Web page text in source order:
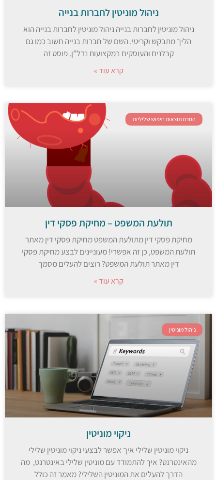
ניהול מוניטין לחברות בנייה
ניהול מוניטין לחברות בנייה ניהול מוניטין לחברות בנייה הוא
הליך מתבקש וקריטי. השם של חברות בנייה חשוב כמו גם
קבלנים והעוסקים במקצועות נדל"ן. פוסט זה
קרא עוד »
הסרת תוצאות חיפוש שליליות
תולעת המשפט – מחיקת פסקי דין
מחיקת פסקי דין מתולעת המשפט מחיקת פסקי דין מאתר
תולעת המשפט, כן זה אפשרי! מעוניינים לבצע מחיקת פסקי
דין מאתר תולעת המשפט? רוצים להעלים מסמך
קרא עוד »
ניהול מוניטין
ניקוי מוניטין
ניקוי מוניטין שלילי איך אפשר לבצעי ניקוי מוניטין שלילי
מהאינטרנט? איך להתמודד עם מוניטין שלילי באינטרנט, מה
הדרך להעלים את המוניטין השלילי? מאמר זה כולל